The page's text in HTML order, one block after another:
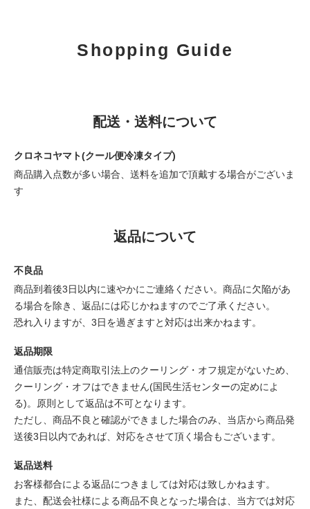
Shopping Guide
配送・送料について
クロネコヤマト(クール便冷凍タイプ)
商品購入点数が多い場合、送料を追加で頂戴する場合がございま
す
返品について
不良品
商品到着後3日以内に速やかにご連絡ください。商品に欠陥があ
る場合を除き、返品には応じかねますのでご了承ください。
恐れ入りますが、3日を過ぎますと対応は出来かねます。
返品期限
通信販売は特定商取引法上のクーリング・オフ規定がないため、
クーリング・オフはできません(国民生活センターの定めによ
る)。原則として返品は不可となります。
ただし、商品不良と確認ができました場合のみ、当店から商品発
送後3日以内であれば、対応をさせて頂く場合もございます。
返品送料
お客様都合による返品につきましては対応は致しかねます。
また、配送会社様による商品不良となった場合は、当方では対応